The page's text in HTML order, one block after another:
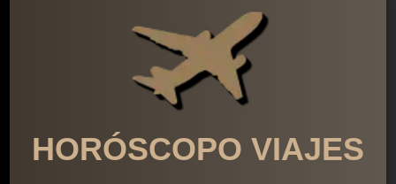
HORÓSCOPO VIAJES